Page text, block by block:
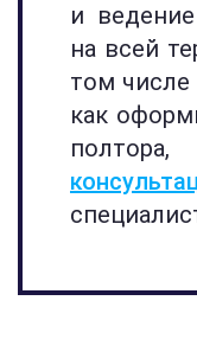
и
на всей
том числе
как